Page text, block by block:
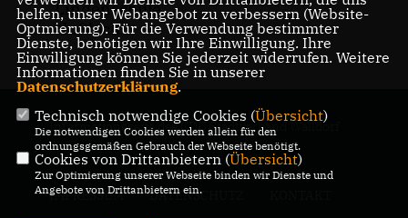
Lindenschule
Nußloch
Informationsseite des CDU Stadtverband Walldorf
IMPRESSUM DATENSCHUTZ
helfen, unser Webangebot zu verbessern (Website-
Optmierung). Für die Verwendung bestimmter
Dienste, benötigen wir Ihre Einwilligung. Ihre
Einwilligung können Sie jederzeit widerrufen. Weitere
Informationen finden Sie in unserer
Datenschutzerklärung.
Technisch notwendige Cookies (Übersicht)
Die notwendigen Cookies werden allein für den
ordnungsgemäßen Gebrauch der Webseite benötigt.
Cookies von Drittanbietern (Übersicht)
Zur Optimierung unserer Webseite binden wir Dienste und
Angebote von Drittanbietern ein.